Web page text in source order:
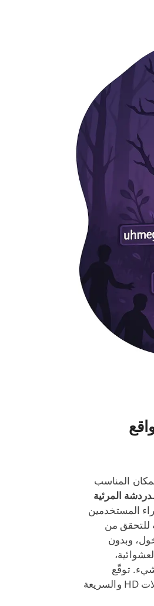
المناسب
المرئية
المستخدمين
للتحقق من
وبدون
توقّع
تحليلات معمّقة للدردشة عبر الويب مع فحوص أداء لاتصالات HD والسريعة